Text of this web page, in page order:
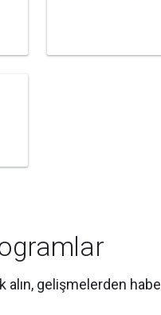
gelişmelerden